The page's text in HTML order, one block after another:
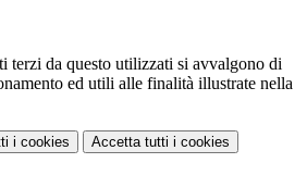
terzi da questo utilizzati si avvalgono di
ed utili alle finalità illustrate nella
i cookies Accetta tutti i cookies